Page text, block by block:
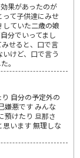
果があったのが
て子供達にみせ
していた二歳の娘
分でいってまし
せると、口で言
けど、口で言う
。
自分の予定外の
嫌悪です みんな
預けたり 旦那さ
思います 無理しな